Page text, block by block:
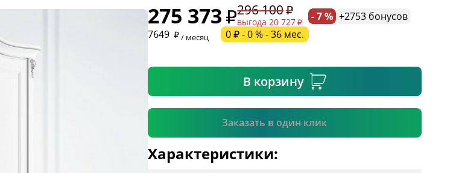
275 373 296 100
выгода 20 727 - 7 % +2753 бонусов
7649
/ месяц 0 ₽ - 0 % - 36 мес.
В корзину
Заказать в один клик
* необязательное поле
Подтвердить
Характеристики: